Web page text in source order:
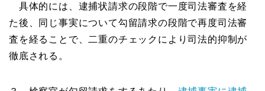
具体的には、逮捕状請求の段階で一度司法審査を経
た後、同じ事実について勾留請求の段階で再度司法審
査を経ることで、二重のチェックにより司法的抑制が
徹底される。